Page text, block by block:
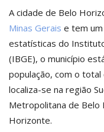
A cidade de Belo
Minas Gerais e tem
estatísticas do
(IBGE), o município
população, com o
localiza-se na região
Metropolitana de Belo
Horizonte.